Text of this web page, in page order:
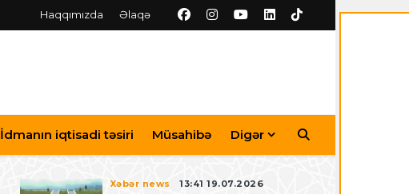
Haqqımızda Əlaqə
İdmanın iqtisadi təsiri Müsahibə Digər
Xəbər news 13:41 19.07.2026